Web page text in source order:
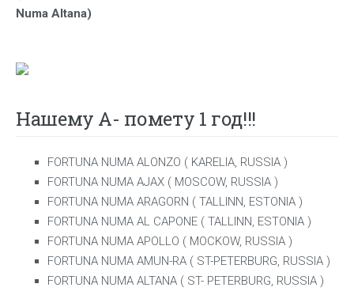
Numa Altana)
Нашему А- помету 1 год!!!
FORTUNA NUMA ALONZO ( KARELIA, RUSSIA )
FORTUNA NUMA AJAX ( MOSCOW, RUSSIA )
FORTUNA NUMA ARAGORN ( TALLINN, ESTONIA )
FORTUNA NUMA AL CAPONE ( TALLINN, ESTONIA )
FORTUNA NUMA APOLLO ( MOCKOW, RUSSIA )
FORTUNA NUMA AMUN-RA ( ST-PETERBURG, RUSSIA )
FORTUNA NUMA ALTANA ( ST- PETERBURG, RUSSIA )